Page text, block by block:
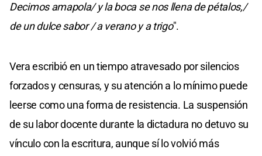
Decimos amapola/ y la boca se nos llena de pétalos,/
de un dulce sabor / a verano y a trigo".
Vera escribió en un tiempo atravesado por silencios
forzados y censuras, y su atención a lo mínimo puede
leerse como una forma de resistencia. La suspensión
de su labor docente durante la dictadura no detuvo su
vínculo con la escritura, aunque sí lo volvió más